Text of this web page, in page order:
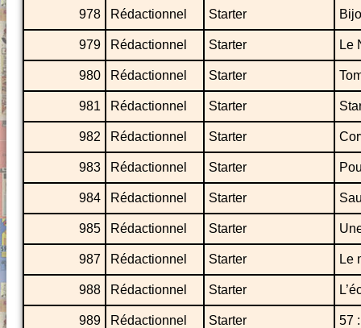
978 Rédactionnel Starter
979 Rédactionnel Starter Le
980 Rédactionnel Starter
981 Rédactionnel Starter
982 Rédactionnel Starter
983 Rédactionnel Starter
984 Rédactionnel Starter
985 Rédactionnel Starter
987 Rédactionnel Starter Le
988 Rédactionnel Starter
989 Rédactionnel Starter 57